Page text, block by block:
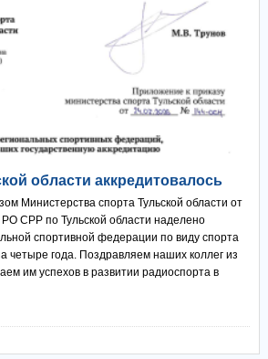
области аккредитовалось
Министерства спорта Тульской области от
СРР по Тульской области наделено
спортивной федерации по виду спорта
четыре года. Поздравляем наших коллег из
им успехов в развитии радиоспорта в